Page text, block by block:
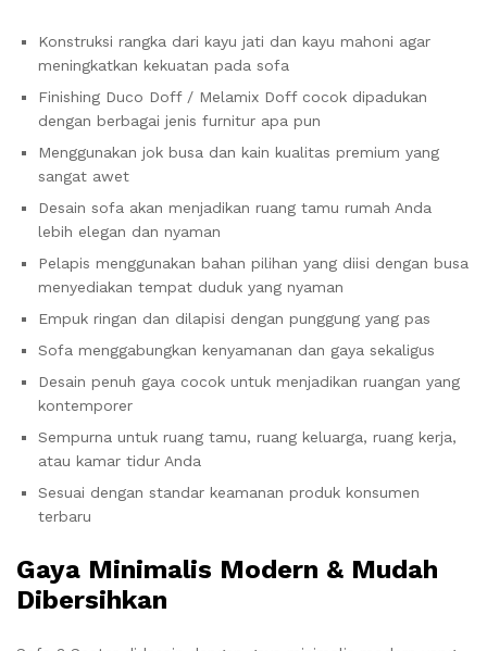
Konstruksi rangka dari kayu jati dan kayu mahoni agar
meningkatkan kekuatan pada sofa
Finishing Duco Doff / Melamix Doff cocok dipadukan
dengan berbagai jenis furnitur apa pun
Menggunakan jok busa dan kain kualitas premium yang
sangat awet
Desain sofa akan menjadikan ruang tamu rumah Anda
lebih elegan dan nyaman
Pelapis menggunakan bahan pilihan yang diisi dengan busa
menyediakan tempat duduk yang nyaman
Empuk ringan dan dilapisi dengan punggung yang pas
Sofa menggabungkan kenyamanan dan gaya sekaligus
Desain penuh gaya cocok untuk menjadikan ruangan yang
kontemporer
Sempurna untuk ruang tamu, ruang keluarga, ruang kerja,
atau kamar tidur Anda
Sesuai dengan standar keamanan produk konsumen
terbaru
Gaya Minimalis Modern & Mudah
Dibersihkan